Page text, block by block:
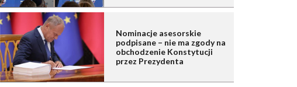
Nominacje asesorskie
podpisane – nie ma zgody na
obchodzenie Konstytucji
przez Prezydenta